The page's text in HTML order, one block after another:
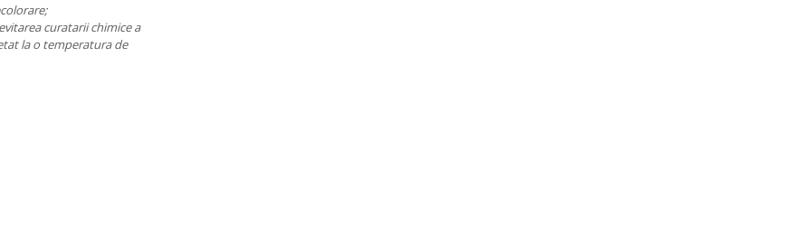
curatarii chimice a
la o temperatura de